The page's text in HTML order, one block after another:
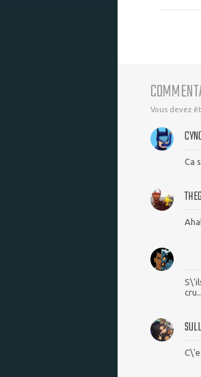
Vous devez
Ca